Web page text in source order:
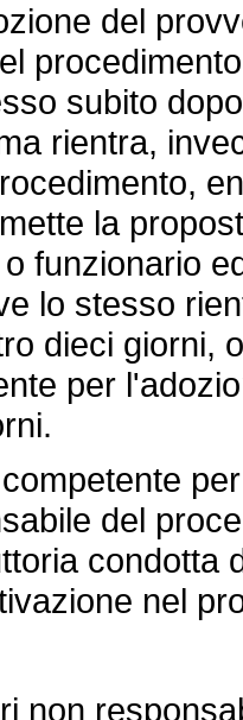
del
subito
rientra,
la
funzionario
lo stesso
dieci giorni,
per
per
del
condotta
nel
non